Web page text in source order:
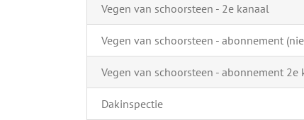
Vegen van schoorsteen - 2e kanaal
Vegen van schoorsteen - abonnement
Vegen van schoorsteen - abonnement 2e
Dakinspectie